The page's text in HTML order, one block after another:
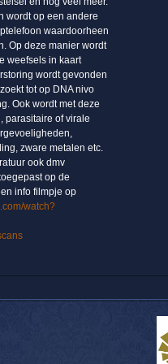
wordt op een andere
waardoorheen
Op deze manier wordt
weefsels in kaart
wordt gevonden
tot op DNA nivo
Ook wordt met deze
parasitaire of virale
zware metalen etc.
ook dmv
op de
info filmpje op
watch?